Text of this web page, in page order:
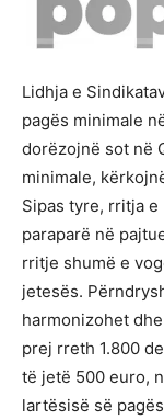
Lidhja e
pagës minimale
dorëzojnë sot në
minimale,
Sipas tyre, rritja
paraparë në
rritje shumë e
jetesës.
harmonizohet
prej rreth 1.800
të jetë 500 euro,
lartësisë së